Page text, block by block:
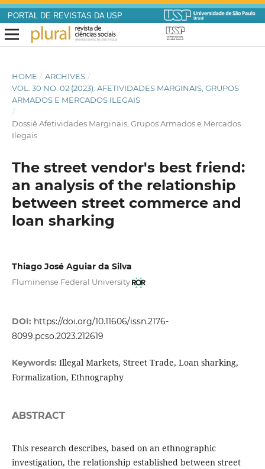
PORTAL DE REVISTAS DA USP
HOME / ARCHIVES /
VOL. 30 NO. 02 (2023): AFETIVIDADES MARGINAIS, GRUPOS
ARMADOS E MERCADOS ILEGAIS
/
Dossiê Afetividades Marginais, Grupos Armados e Mercados
Ilegais
The street vendor's best friend:
an analysis of the relationship
between street commerce and
loan sharking
Thiago José Aguiar da Silva
Fluminense Federal University
DOI: https://doi.org/10.11606/issn.2176-
8099.pcso.2023.212619
Keywords: Illegal Markets, Street Trade, Loan sharking,
Formalization, Ethnography
ABSTRACT
This research describes, based on an ethnographic
investigation, the relationship established between street